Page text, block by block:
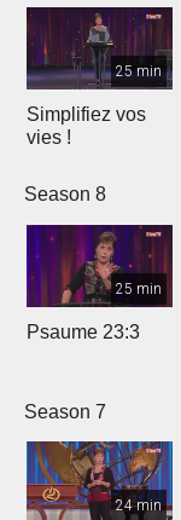
25 min
Simplifiez vos
vies !
Season 8
25 min
Psaume 23:3
Season 7
24 min